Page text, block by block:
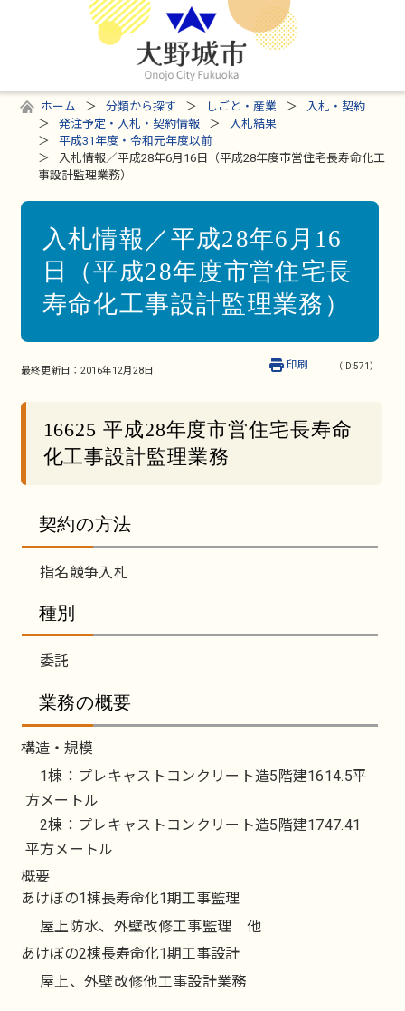
ホーム 分類から探す しごと・産業
入札・契約
発注予定・入札・契約情報
入札結果
平成31年度・令和元年度以前
入札情報／平成28年6月16日（平成28年度市営住宅長寿命化工
事設計監理業務）
入札情報／平成28年6月16
日（平成28年度市営住宅長
寿命化工事設計監理業務）
最終更新日： 2016年12月28日 （ID:571）
印刷
16625 平成28年度市営住宅長寿命
化工事設計監理業務
契約の方法
指名競争入札
種別
委託
業務の概要
構造・規模
1棟：プレキャストコンクリート造5階建1614.5平
方メートル
2棟：プレキャストコンクリート造5階建1747.41
平方メートル
概要
あけぼの1棟長寿命化1期工事監理
屋上防水、外壁改修工事監理 他
あけぼの2棟長寿命化1期工事設計
屋上、外壁改修他工事設計業務